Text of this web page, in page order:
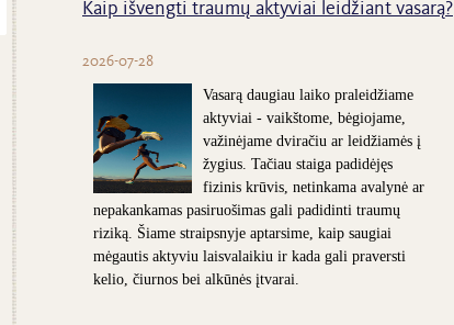
Kaip išvengti traumų aktyviai leidžiant vasarą?
2026-07-28
Vasarą daugiau laiko praleidžiame
aktyviai - vaikštome, bėgiojame,
važinėjame dviračiu ar leidžiamės į
žygius. Tačiau staiga padidėjęs
fizinis krūvis, netinkama avalynė ar
nepakankamas pasiruošimas gali padidinti traumų
riziką. Šiame straipsnyje aptarsime, kaip saugiai
mėgautis aktyviu laisvalaikiu ir kada gali praversti
kelio, čiurnos bei alkūnės įtvarai.